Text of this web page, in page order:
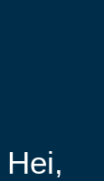
Hei,